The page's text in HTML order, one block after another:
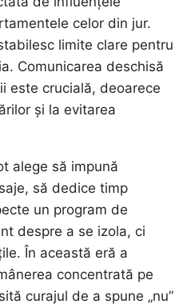
celor din jur.
limite clare pentru
Comunicarea deschisă
este crucială, deoarece
și la evitarea
alege să impună
să dedice timp
un program de
despre a se izola, ci
În această eră a
concentrată pe
curajul de a spune „nu”